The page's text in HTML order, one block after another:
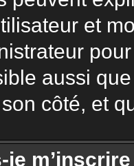
et
aussi
côté, et
je